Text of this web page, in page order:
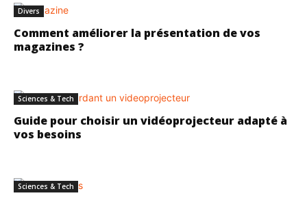
Divers
Comment améliorer la présentation de vos
magazines ?
Sciences & Tech
Guide pour choisir un vidéoprojecteur adapté à
vos besoins
Sciences & Tech